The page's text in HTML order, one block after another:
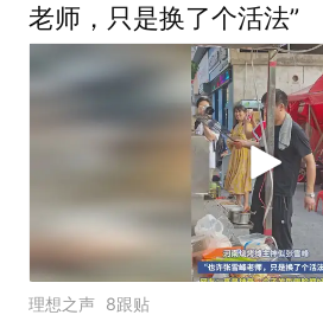
老师，只是换了个活法”
理想之声 8跟贴